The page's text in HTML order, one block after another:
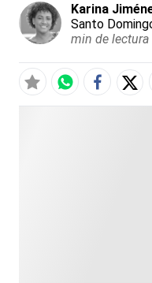
Karina
Santo
min de lectura